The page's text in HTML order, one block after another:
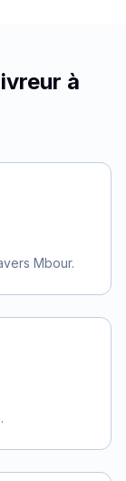
à
Mbour.